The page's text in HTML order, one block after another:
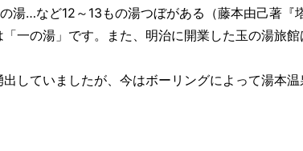
湯…など12～13もの湯つぼがある（藤本由己著『
一の湯」です。また、明治に開業した玉の湯旅
していましたが、今はボーリングによって湯本